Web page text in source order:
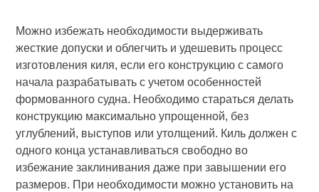
Можно избежать необходимости выдерживать
жесткие допуски и облегчить и удешевить процесс
изготовления киля, если его конструкцию с самого
начала разрабатывать с учетом особенностей
формованного судна. Необходимо стараться делать
конструкцию максимально упрощенной, без
углублений, выступов или утолщений. Киль должен с
одного конца устанавливаться свободно во
избежание заклинивания даже при завышении его
размеров. При необходимости можно установить на